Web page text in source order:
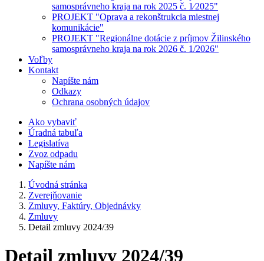
samosprávneho kraja na rok 2025 č. 1⁄2025"
PROJEKT "Oprava a rekonštrukcia miestnej
komunikácie"
PROJEKT "Regionálne dotácie z príjmov Žilinského
samosprávneho kraja na rok 2026 č. 1/2026"
Voľby
Kontakt
Napíšte nám
Odkazy
Ochrana osobných údajov
Ako vybaviť
Úradná tabuľa
Legislatíva
Zvoz odpadu
Napíšte nám
Úvodná stránka
Zverejňovanie
Zmluvy, Faktúry, Objednávky
Zmluvy
Detail zmluvy 2024/39
Detail zmluvy 2024/39